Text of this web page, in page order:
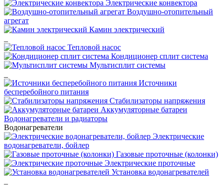
Электрические конвектора
Воздушно-отопительный
агрегат
Камин электрический
Тепловой насос
Кондиционер сплит система
Мультисплит системы
Источники
бесперебойного питания
Стабилизаторы напряжения
Аккумуляторные батареи
Водонагреватели и радиаторы
Водонагреватели
Электрические
водонагреватели, бойлер
Газовые проточные (колонки)
Электрические проточные
Установка водонагревателей